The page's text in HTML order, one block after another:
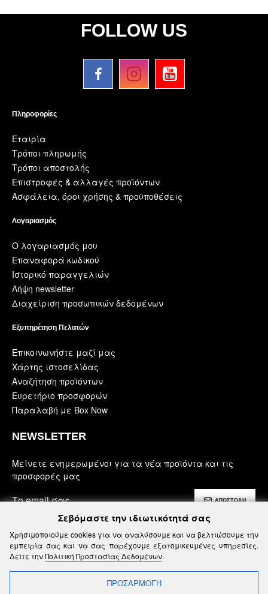
FOLLOW US
Πληροφορίες
Εταιρία
Τρόποι πληρωμής
Τρόποι αποστολής
Επιστροφές & αλλαγές προϊόντων
Ασφάλεια, όροι χρήσης & προϋποθέσεις
Λογαριασμός
Ο λογαριασμός μου
Επαναφορά κωδικού
Ιστορικό παραγγελιών
Λήψη newsletter
Διαχείριση προσωπικών δεδομένων
Εξυπηρέτηση Πελατών
Επικοινωνήστε μαζί μας
Χάρτης ιστοσελίδας
Αναζήτηση προϊόντων
Ευρετήριο προσφορών
Παραλαβή με Box Now
NEWSLETTER
Μείνετε ενημερωμένοι για τα νέα προϊόντα και τις
προσφορές μας
ΑΠΟΣΤΟΛΗ
Έχω διαβάσει και αποδέχομαι τους
Ασφάλεια, Όροι Χρήσης & Προϋποθέσεις
Σεβόμαστε την ιδιωτικότητά σας
Χρησιμοποιούμε cookies για να αναλύσουμε και να βελτιώσουμε την
εμπειρία σας και να σας παρέχουμε εξατομικευμένες υπηρεσίες.
Δείτε τηνΠολιτική Προστασίας Δεδομένων.
ΠΡΟΣΑΡΜΟΓΗ